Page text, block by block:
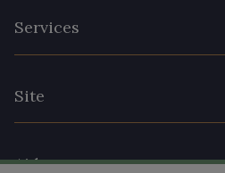
Services
Site
Aide